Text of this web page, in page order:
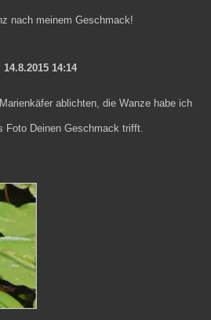
nach meinem Geschmack!
14.8.2015 14:14
ablichten, die Wanze habe ich
Foto Deinen Geschmack trifft.